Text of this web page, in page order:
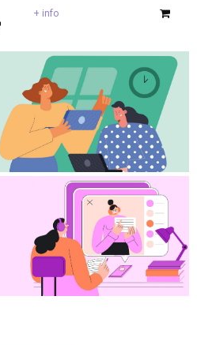
+ info